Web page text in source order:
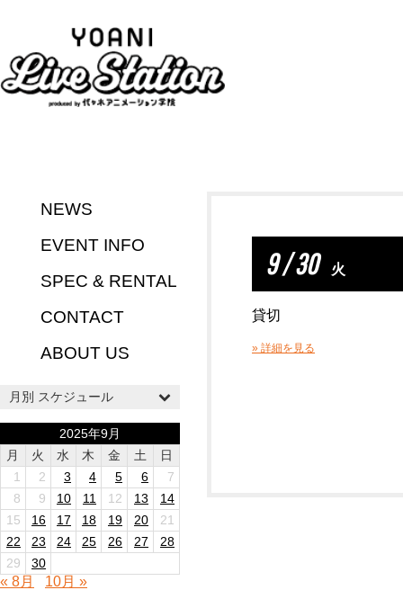
NEWS
EVENT INFO
SPEC & RENTAL
CONTACT
ABOUT US
月別 スケジュール
2025年9月
月
火 水 木 金 土
日
1
2 3 4 5 6
7
8
9 10 11 12 13
14
15
16 17 18 19 20
21
22
23 24 25 26 27
28
29
30
« 8月 10月 »
9 / 30 火
貸切
» 詳細を見る